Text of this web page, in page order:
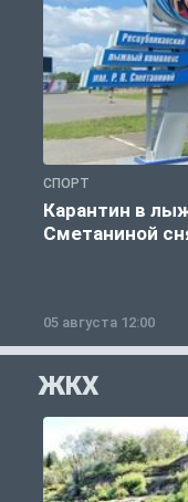
СПОРТ
Карантин в
Сметаниной
05 августа 12:00
ЖКХ